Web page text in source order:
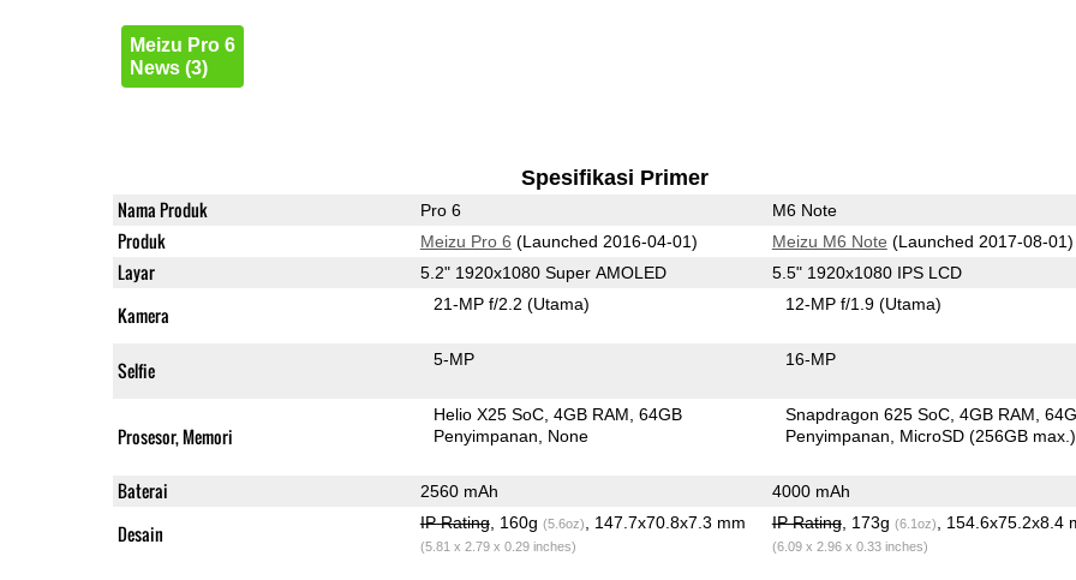
Meizu Pro 6
News (3)
Spesifikasi Primer
Nama Produk Pro 6 M6 Note
Produk Meizu Pro 6 (Launched 2016-04-01) Meizu M6 Note (Launched 2017-08-01)
Layar 5.2" 1920x1080 Super AMOLED 5.5" 1920x1080 IPS LCD
Kamera 21-MP f/2.2(Utama) 12-MP f/1.9(Utama)
Selfie 5-MP 16-MP
Prosesor, Memori
Helio X25 SoC 4GB RAM 64GB
Penyimpanan
None
Snapdragon 625 SoC 4GB RAM
Penyimpanan
MicroSD (256GB max.)
Baterai 2560 mAh 4000 mAh
Desain IP Rating, 160g (5.6oz) , 147.7x70.8x7.3 mm
(5.81 x 2.79 x 0.29 inches)
IP Rating, 173g (6.1oz) , 154.6x75.2x8.4
(6.09 x 2.96 x 0.33 inches)